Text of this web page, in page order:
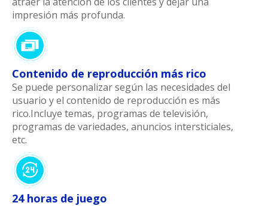
impresión más profunda.
Contenido de reproducción más rico
Se puede personalizar según las necesidades del
usuario y el contenido de reproducción es más
rico.Incluye temas, programas de televisión,
programas de variedades, anuncios intersticiales,
etc.
24 horas de juego